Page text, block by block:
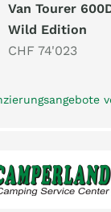
Van Tourer
Wild Edition
CHF 74'023